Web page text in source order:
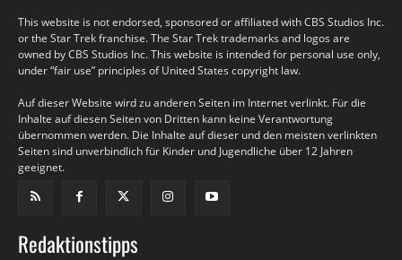
This website is not endorsed, sponsored or affiliated with CBS Studios Inc.
or the Star Trek franchise. The Star Trek trademarks and logos are
owned by CBS Studios Inc. This website is intended for personal use only,
under “fair use” principles of United States copyright law.
Auf dieser Website wird zu anderen Seiten im Internet verlinkt. Für die
Inhalte auf diesen Seiten von Dritten kann keine Verantwortung
übernommen werden. Die Inhalte auf dieser und den meisten verlinkten
Seiten sind unverbindlich für Kinder und Jugendliche über 12 Jahren
geeignet.
Redaktionstipps